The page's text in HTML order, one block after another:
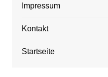
Impressum
Kontakt
Startseite